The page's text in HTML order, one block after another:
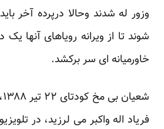
وزور له شدند وحالا درپرده آخر
شوند تا از ویرانه رویاهای آنها
خاورمیانه ای سر برکشد.
فریاد اله واکبر می لرزید، در